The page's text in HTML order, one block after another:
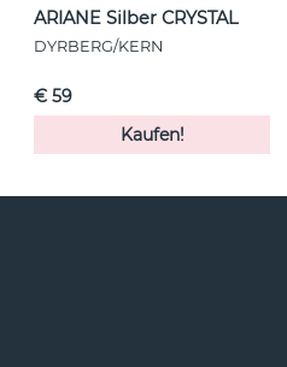
ARIANE Silber CRYSTAL
DYRBERG/KERN
€ 59
Kaufen!